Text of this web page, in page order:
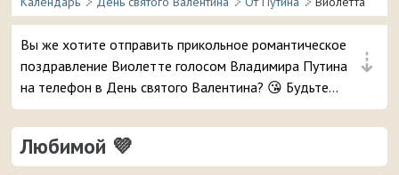
⇣
Вы же хотите отправить прикольное романтическое
поздравление Виолетте голосом Владимира Путина
на телефон в День святого Валентина? 😘 Будьте
уверены, ей точно понравится – и неожиданный
звонок и такое весёлое аудио признание ❤ 👏
Любимой 💜